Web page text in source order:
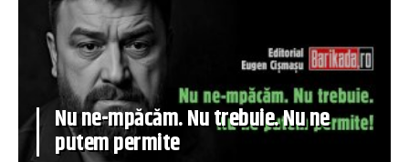
Nu ne-mpăcăm. Nu trebuie. Nu ne
putem permite